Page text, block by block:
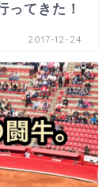
ってきた！
2017-12-24